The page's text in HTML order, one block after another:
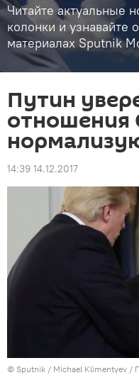
Читайте актуальные
колонки и узнавайте
материалах Sputnik
Путин
отношения
14:39 14.12.2017
© Sputnik / Michael Klimentyev /